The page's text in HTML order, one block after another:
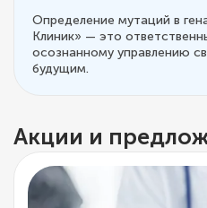
Определение мутаций в
Клиник» — это
осознанному управлению
будущим.
Акции и